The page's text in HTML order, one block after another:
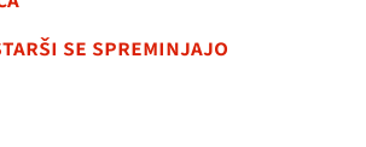
se spreminjajo